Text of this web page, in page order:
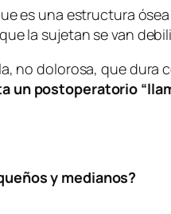
es una estructura
la sujetan se van
no dolorosa, que dura
un postoperatorio
y medianos?